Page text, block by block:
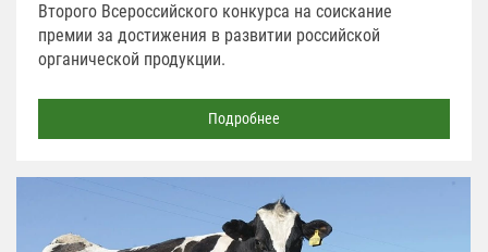
Второго Всероссийского конкурса на соискание
премии за достижения в развитии российской
органической продукции.
Подробнее